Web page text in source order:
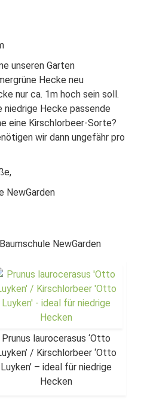
unseren Garten
Hecke neu
nur ca. 1m hoch sein soll.
niedrige Hecke passende
eine Kirschlorbeer-Sorte?
wir dann ungefähr pro
NewGarden
NewGarden
Prunus laurocerasus ‘Otto
/ Kirschlorbeer ‘Otto
Luyken’ – ideal für niedrige
Hecken